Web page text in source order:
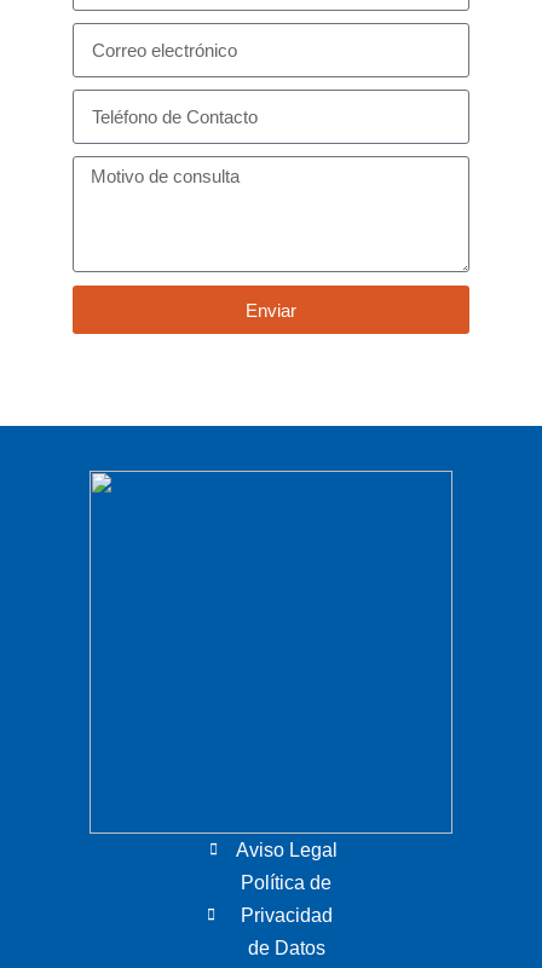
Enviar
Aviso Legal
Política de
Privacidad
de Datos